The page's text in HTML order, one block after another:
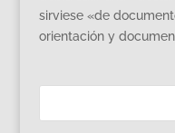
sirviese «de
orientación y